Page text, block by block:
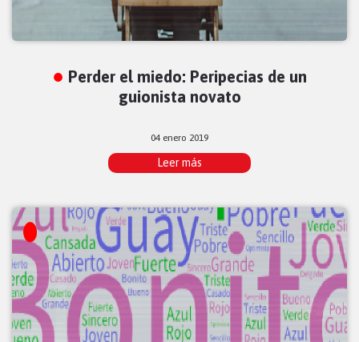
Perder el miedo: Peripecias de un
guionista novato
04 enero 2019
Leer más